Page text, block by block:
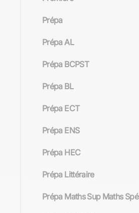
Prépa
Prépa AL
Prépa BCPST
Prépa BL
Prépa ECT
Prépa ENS
Prépa HEC
Prépa Littéraire
Prépa Maths Sup Maths Spé